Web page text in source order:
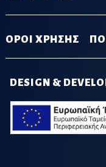
ΟΡΟΙ ΧΡΗΣΗΣ
DESIGN &